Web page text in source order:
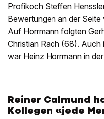
Profikoch Steffen
Bewertungen an der
Auf Horrmann folgten
Christian Rach (68). Auch
war Heinz Horrmann in
Reiner Calmund
Kollegen «jede